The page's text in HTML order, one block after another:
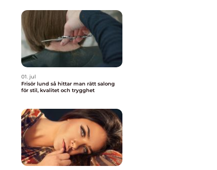
01. jul
Frisör lund så hittar man rätt salong
för stil, kvalitet och trygghet